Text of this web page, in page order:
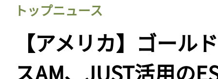
トップニュース
【アメリカ】ゴール
スAM、JUST活用の